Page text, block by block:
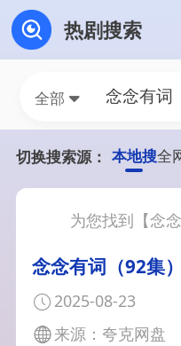
热剧搜索
全部
切换搜索源： 本地搜全
为您找到【念
念念有词（92集
2025-08-23
来源：夸克网盘